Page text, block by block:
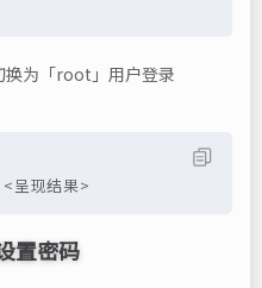
换为「root」用户登录
呈现结果>
置密码